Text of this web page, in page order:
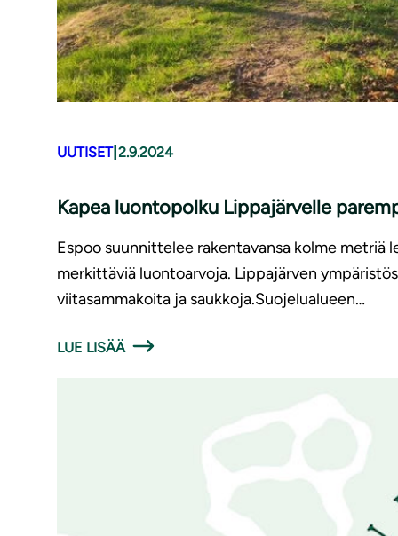
UUTISET| 2.9.2024
Kapea luontopolku Lippajärvelle
Espoo suunnittelee rakentavansa kolme metriä
merkittäviä luontoarvoja. Lippajärven
viitasammakoita ja saukkoja.Suojelualueen…
LUE LISÄÄ